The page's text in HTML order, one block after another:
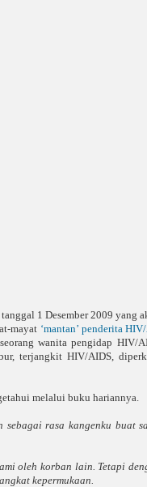
1 Desember 2009 yang
mayat ‘mantan’ penderita
wanita pengidap HIV/
terjangkit HIV/AIDS,
melalui buku hariannya.
rasa kangenku buat
oleh korban lain. Tetapi
kepermukaan.